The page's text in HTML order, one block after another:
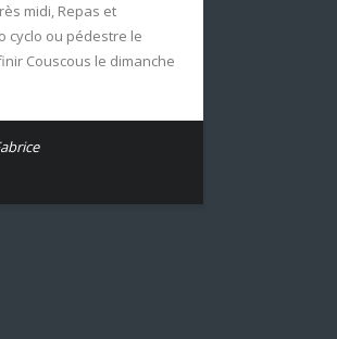
midi, Repas et
cyclo ou pédestre le
Couscous le dimanche